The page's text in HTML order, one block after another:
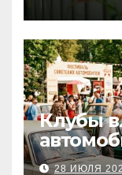
Клубы
28 ИЮЛЯ